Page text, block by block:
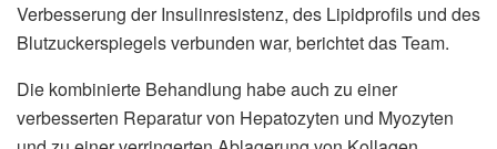
Verbesserung der Insulinresistenz, des Lipidprofils und des
Blutzuckerspiegels verbunden war, berichtet das Team.
Die kombinierte Behandlung habe auch zu einer
verbesserten Reparatur von Hepatozyten und Myozyten